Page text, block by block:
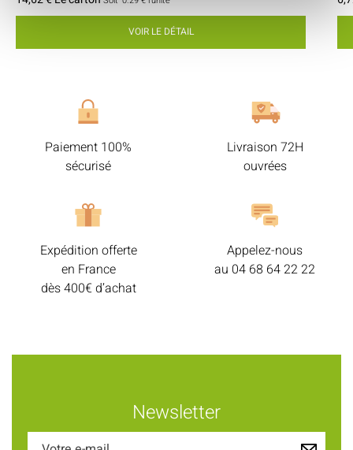
VOIR LE DÉTAIL
Paiement 100%
sécurisé
Livraison 72H
ouvrées
Expédition offerte
en France
dès 400€ d’achat
Appelez-nous
au 04 68 64 22 22
Newsletter